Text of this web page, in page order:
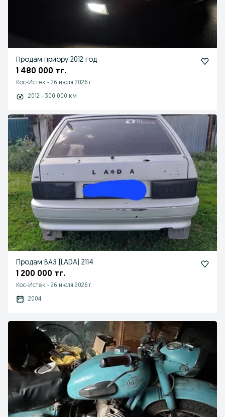
Продам приору 2012 год
1 480 000 тг.
Кос-Истек - 26 июля 2026 г.
2012 - 300 000 км
Продам ВАЗ (LADA) 2114
1 200 000 тг.
Кос-Истек - 26 июля 2026 г.
2004